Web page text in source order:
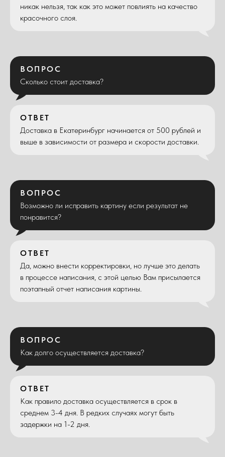
никак нельзя, так как это может повлиять на качество
красочного слоя.
ВОПРОС
Сколько стоит доставка?
ОТВЕТ
Доставка в Екатеринбург начинается от 500 рублей и
выше в зависимости от размера и скорости доставки.
ВОПРОС
Возможно ли исправить картину если результат не
понравится?
ОТВЕТ
Да, можно внести корректировки, но лучше это делать
в процессе написания, с этой целью Вам присылается
поэтапный отчет написания картины.
ВОПРОС
Как долго осуществляется доставка?
ОТВЕТ
Как правило доставка осуществляется в срок в
среднем 3-4 дня. В редких случаях могут быть
задержки на 1-2 дня.